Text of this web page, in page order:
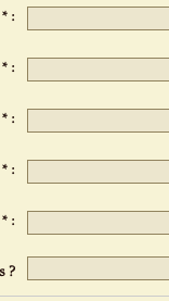
:
:
:
:
:
?